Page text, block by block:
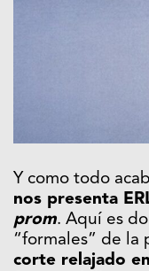
Y como todo
nos presenta
prom. Aquí es
“formales” de la
corte relajado en